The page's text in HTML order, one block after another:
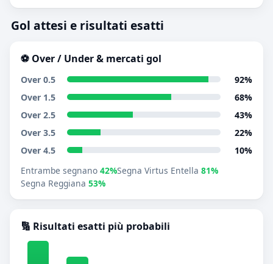
Gol attesi e risultati esatti
⚽ Over / Under & mercati gol
Over 0.5
92%
Over 1.5
68%
Over 2.5
43%
Over 3.5
22%
Over 4.5
10%
Entrambe segnano 42%Segna Virtus Entella 81%
Segna Reggiana 53%
🔢 Risultati esatti più probabili